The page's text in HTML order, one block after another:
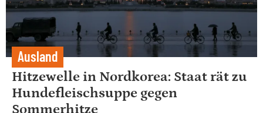
Ausland
Hitzewelle in Nordkorea: Staat rät zu
Hundefleischsuppe gegen
Sommerhitze